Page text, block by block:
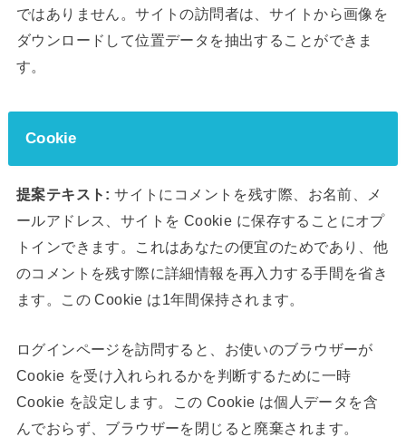
ではありません。サイトの訪問者は、サイトから画像を
ダウンロードして位置データを抽出することができま
す。
Cookie
提案テキスト:サイトにコメントを残す際、お名前、メ
ールアドレス、サイトを Cookie に保存することにオプ
トインできます。これはあなたの便宜のためであり、他
のコメントを残す際に詳細情報を再入力する手間を省き
ます。この Cookie は1年間保持されます。
ログインページを訪問すると、お使いのブラウザーが
Cookie を受け入れられるかを判断するために一時
Cookie を設定します。この Cookie は個人データを含
んでおらず、ブラウザーを閉じると廃棄されます。